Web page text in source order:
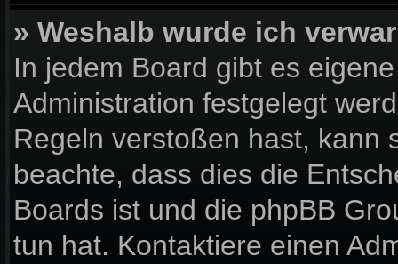
» Weshalb wurde ich
In jedem Board gibt es
Administration festgelegt
Regeln verstoßen hast, kann
beachte, dass dies die
Boards ist und die phpBB
tun hat. Kontaktiere einen